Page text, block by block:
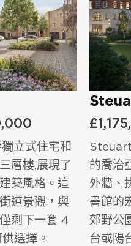
服務條款.
.
服務條款.
立式住宅和
層樓,展現了
築風格。這
道景觀，與
剩下一套 4
選擇。
的喬治
外牆、
書館的
郊野公
台或陽
服務條款.